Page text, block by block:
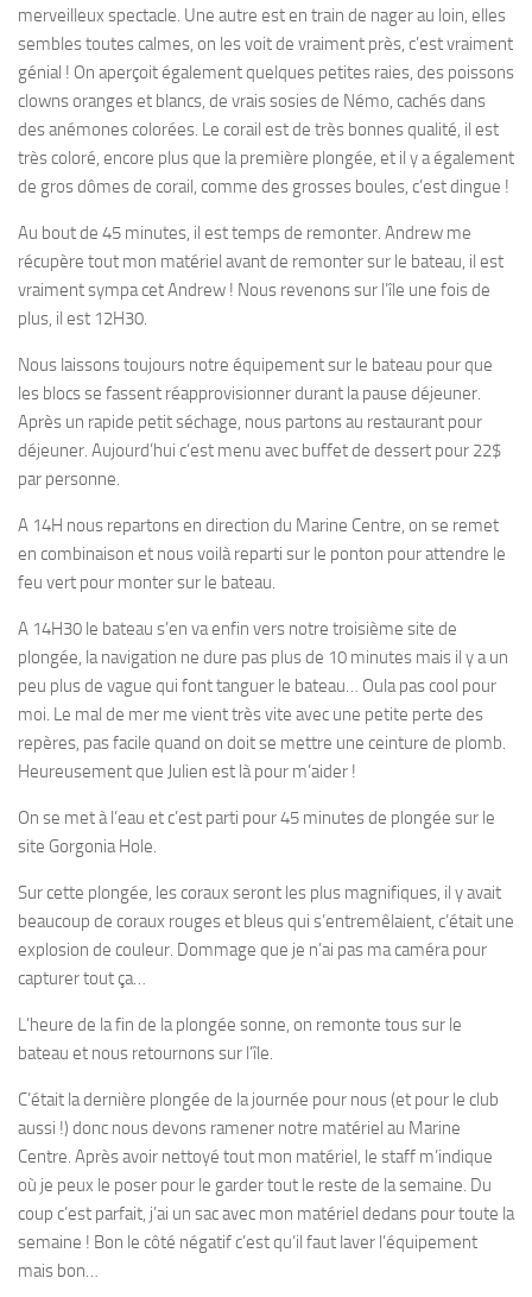
merveilleux spectacle. Une autre est en train de nager au loin, elles
sembles toutes calmes, on les voit de vraiment près, c’est vraiment
génial ! On aperçoit également quelques petites raies, des poissons
clowns oranges et blancs, de vrais sosies de Némo, cachés dans
des anémones colorées. Le corail est de très bonnes qualité, il est
très coloré, encore plus que la première plongée, et il y a également
de gros dômes de corail, comme des grosses boules, c’est dingue !
Au bout de 45 minutes, il est temps de remonter. Andrew me
récupère tout mon matériel avant de remonter sur le bateau, il est
vraiment sympa cet Andrew ! Nous revenons sur l’île une fois de
plus, il est 12H30.
Nous laissons toujours notre équipement sur le bateau pour que
les blocs se fassent réapprovisionner durant la pause déjeuner.
Après un rapide petit séchage, nous partons au restaurant pour
déjeuner. Aujourd’hui c’est menu avec buffet de dessert pour 22$
par personne.
A 14H nous repartons en direction du Marine Centre, on se remet
en combinaison et nous voilà reparti sur le ponton pour attendre le
feu vert pour monter sur le bateau.
A 14H30 le bateau s’en va enfin vers notre troisième site de
plongée, la navigation ne dure pas plus de 10 minutes mais il y a un
peu plus de vague qui font tanguer le bateau… Oula pas cool pour
moi. Le mal de mer me vient très vite avec une petite perte des
repères, pas facile quand on doit se mettre une ceinture de plomb.
Heureusement que Julien est là pour m’aider !
On se met à l’eau et c’est parti pour 45 minutes de plongée sur le
site Gorgonia Hole.
Sur cette plongée, les coraux seront les plus magnifiques, il y avait
beaucoup de coraux rouges et bleus qui s’entremêlaient, c’était une
explosion de couleur. Dommage que je n’ai pas ma caméra pour
capturer tout ça…
L’heure de la fin de la plongée sonne, on remonte tous sur le
bateau et nous retournons sur l’île.
C’était la dernière plongée de la journée pour nous (et pour le club
aussi !) donc nous devons ramener notre matériel au Marine
Centre. Après avoir nettoyé tout mon matériel, le staff m’indique
où je peux le poser pour le garder tout le reste de la semaine. Du
coup c’est parfait, j’ai un sac avec mon matériel dedans pour toute la
semaine ! Bon le côté négatif c’est qu’il faut laver l’équipement
mais bon…